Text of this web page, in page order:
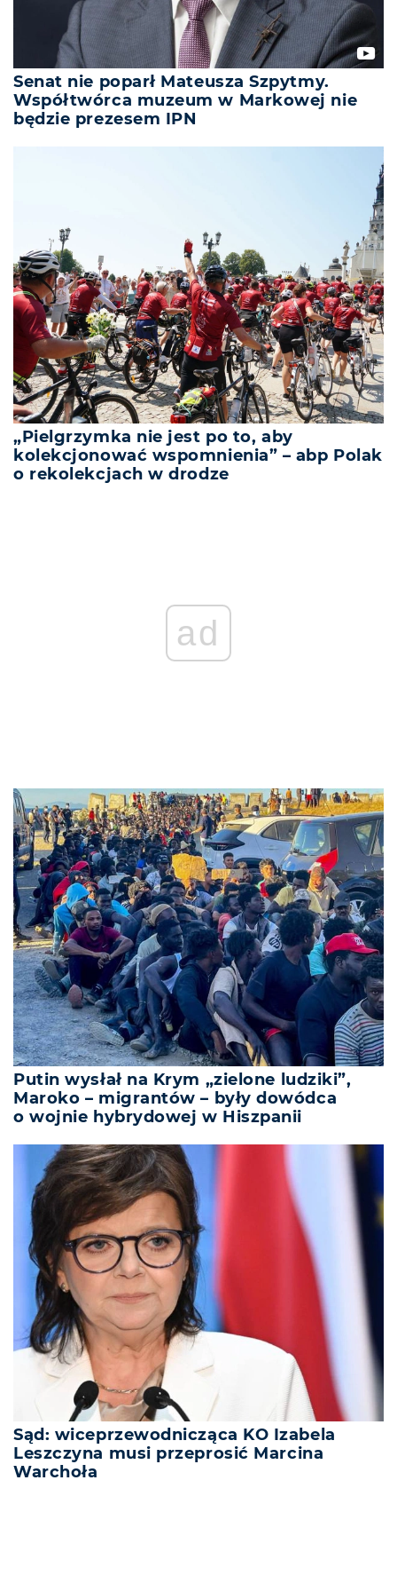
Senat nie poparł Mateusza Szpytmy.
Współtwórca muzeum w Markowej nie
będzie prezesem IPN
„Pielgrzymka nie jest po to, aby
kolekcjonować wspomnienia” – abp Polak
o rekolekcjach w drodze
ad
Putin wysłał na Krym „zielone ludziki”,
Maroko – migrantów – były dowódca
o wojnie hybrydowej w Hiszpanii
Sąd: wiceprzewodnicząca KO Izabela
Leszczyna musi przeprosić Marcina
Warchoła